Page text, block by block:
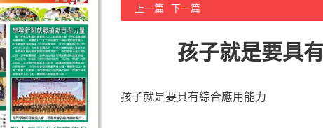
上一篇 下一篇
孩子就是要具
孩子就是要具有綜合應用能力